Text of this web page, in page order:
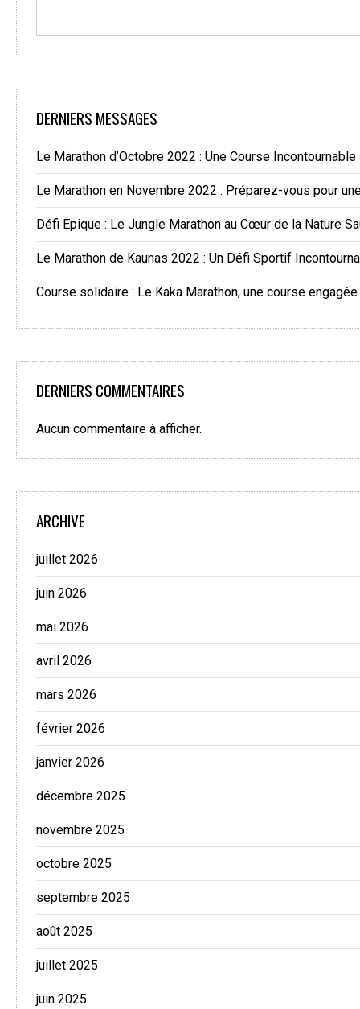
DERNIERS MESSAGES
Le Marathon d’Octobre 2022 : Une Course
Le Marathon en Novembre 2022 : Préparez-vous pour
Défi Épique : Le Jungle Marathon au Cœur de la Nature
Le Marathon de Kaunas 2022 : Un Défi Sportif
Course solidaire : Le Kaka Marathon, une course
DERNIERS COMMENTAIRES
Aucun commentaire à afficher.
ARCHIVE
juillet 2026
juin 2026
mai 2026
avril 2026
mars 2026
février 2026
janvier 2026
décembre 2025
novembre 2025
octobre 2025
septembre 2025
août 2025
juillet 2025
juin 2025